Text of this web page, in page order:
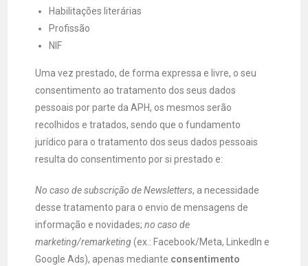
Habilitações literárias
Profissão
NIF
Uma vez prestado, de forma expressa e livre, o seu
consentimento ao tratamento dos seus dados
pessoais por parte da APH, os mesmos serão
recolhidos e tratados, sendo que o fundamento
jurídico para o tratamento dos seus dados pessoais
resulta do consentimento por si prestado e:
No caso de subscrição de Newsletters, a necessidade
desse tratamento para o envio de mensagens de
informação e novidades;no caso de
marketing/remarketing(ex.: Facebook/Meta, LinkedIn e
Google Ads), apenas mediante consentimento